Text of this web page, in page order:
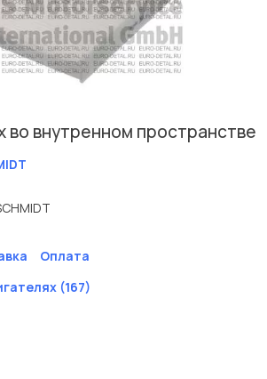
во внутренном пространстве
Оплата
(167)